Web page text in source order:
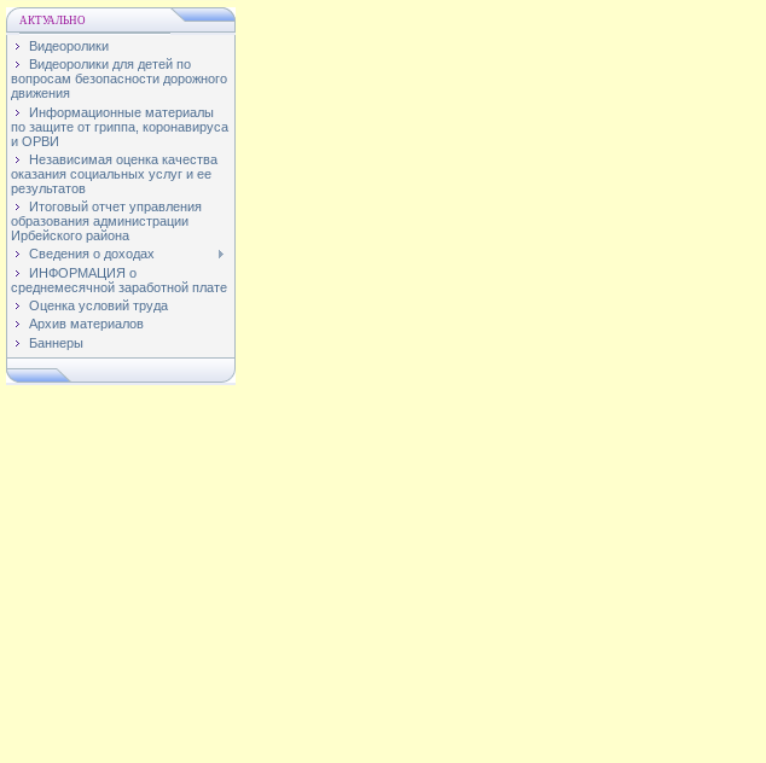
АКТУАЛЬНО
Видеоролики
Видеоролики для детей по
вопросам безопасности дорожного
движения
Информационные материалы
по защите от гриппа, коронавируса
и ОРВИ
Независимая оценка качества
оказания социальных услуг и ее
результатов
Итоговый отчет управления
образования администрации
Ирбейского района
Сведения о доходах
ИНФОРМАЦИЯ о
среднемесячной заработной плате
Оценка условий труда
Архив материалов
Баннеры